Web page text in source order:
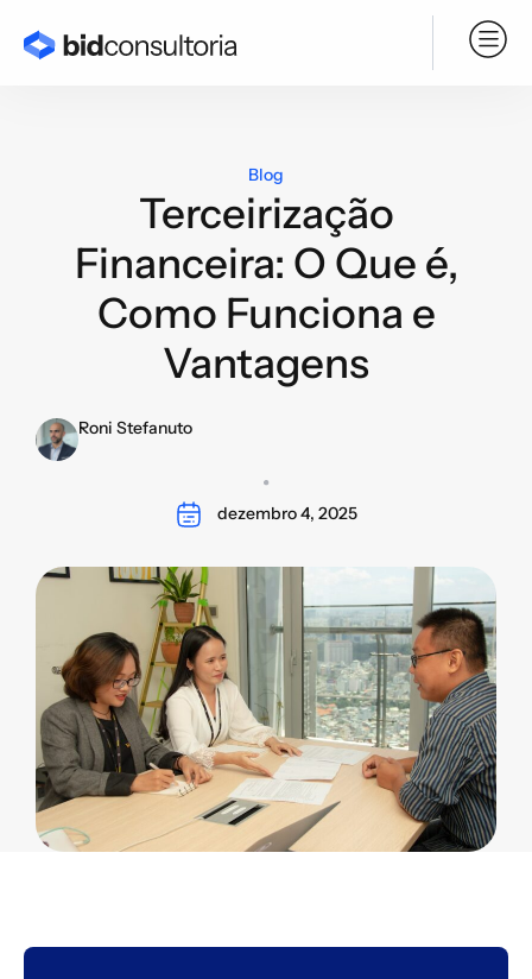
Blog
Terceirização
Financeira: O Que é,
Como Funciona e
Vantagens
Roni Stefanuto
dezembro 4, 2025